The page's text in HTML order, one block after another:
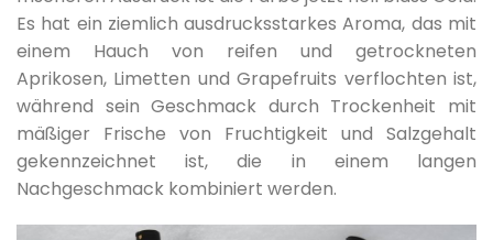
Es hat ein ziemlich ausdrucksstarkes Aroma, das mit
einem Hauch von reifen und getrockneten
Aprikosen, Limetten und Grapefruits verflochten ist,
während sein Geschmack durch Trockenheit mit
mäßiger Frische von Fruchtigkeit und Salzgehalt
gekennzeichnet ist, die in einem langen
Nachgeschmack kombiniert werden.